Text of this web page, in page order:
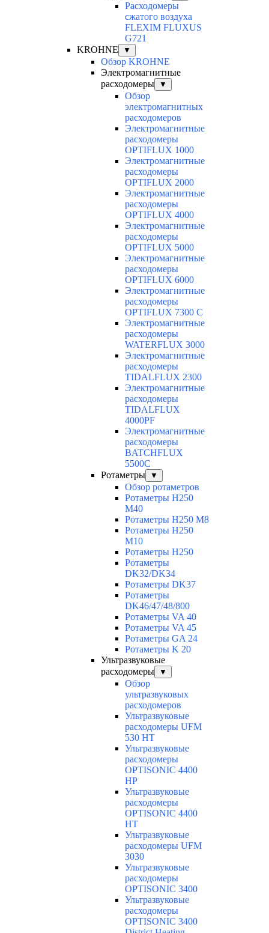
Расходомеры
сжатого воздуха
FLEXIM FLUXUS
G721
KROHNE
▼
Обзор KROHNE
Электромагнитные
расходомеры
▼
Обзор
электромагнитных
расходомеров
Электромагнитные
расходомеры
OPTIFLUX 1000
Электромагнитные
расходомеры
OPTIFLUX 2000
Электромагнитные
расходомеры
OPTIFLUX 4000
Электромагнитные
расходомеры
OPTIFLUX 5000
Электромагнитные
расходомеры
OPTIFLUX 6000
Электромагнитные
расходомеры
OPTIFLUX 7300 C
Электромагнитные
расходомеры
WATERFLUX 3000
Электромагнитные
расходомеры
TIDALFLUX 2300
Электромагнитные
расходомеры
TIDALFLUX
4000PF
Электромагнитные
расходомеры
BATCHFLUX
5500C
Ротаметры
▼
Обзор ротаметров
Ротаметры H250
M40
Ротаметры H250 M8
Ротаметры H250
M10
Ротаметры H250
Ротаметры
DK32/DK34
Ротаметры DK37
Ротаметры
DK46/47/48/800
Ротаметры VA 40
Ротаметры VA 45
Ротаметры GA 24
Ротаметры K 20
Ультразвуковые
расходомеры
▼
Обзор
ультразвуковых
расходомеров
Ультразвуковые
расходомеры UFM
530 HT
Ультразвуковые
расходомеры
OPTISONIC 4400
HP
Ультразвуковые
расходомеры
OPTISONIC 4400
HT
Ультразвуковые
расходомеры UFM
3030
Ультразвуковые
расходомеры
OPTISONIC 3400
Ультразвуковые
расходомеры
OPTISONIC 3400